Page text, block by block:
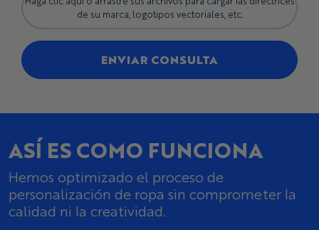
de su marca, logotipos vectoriales, etc.
ENVIAR CONSULTA
ASÍ ES COMO FUNCIONA
Hemos optimizado el proceso de
personalización de ropa sin comprometer la
calidad ni la creatividad.